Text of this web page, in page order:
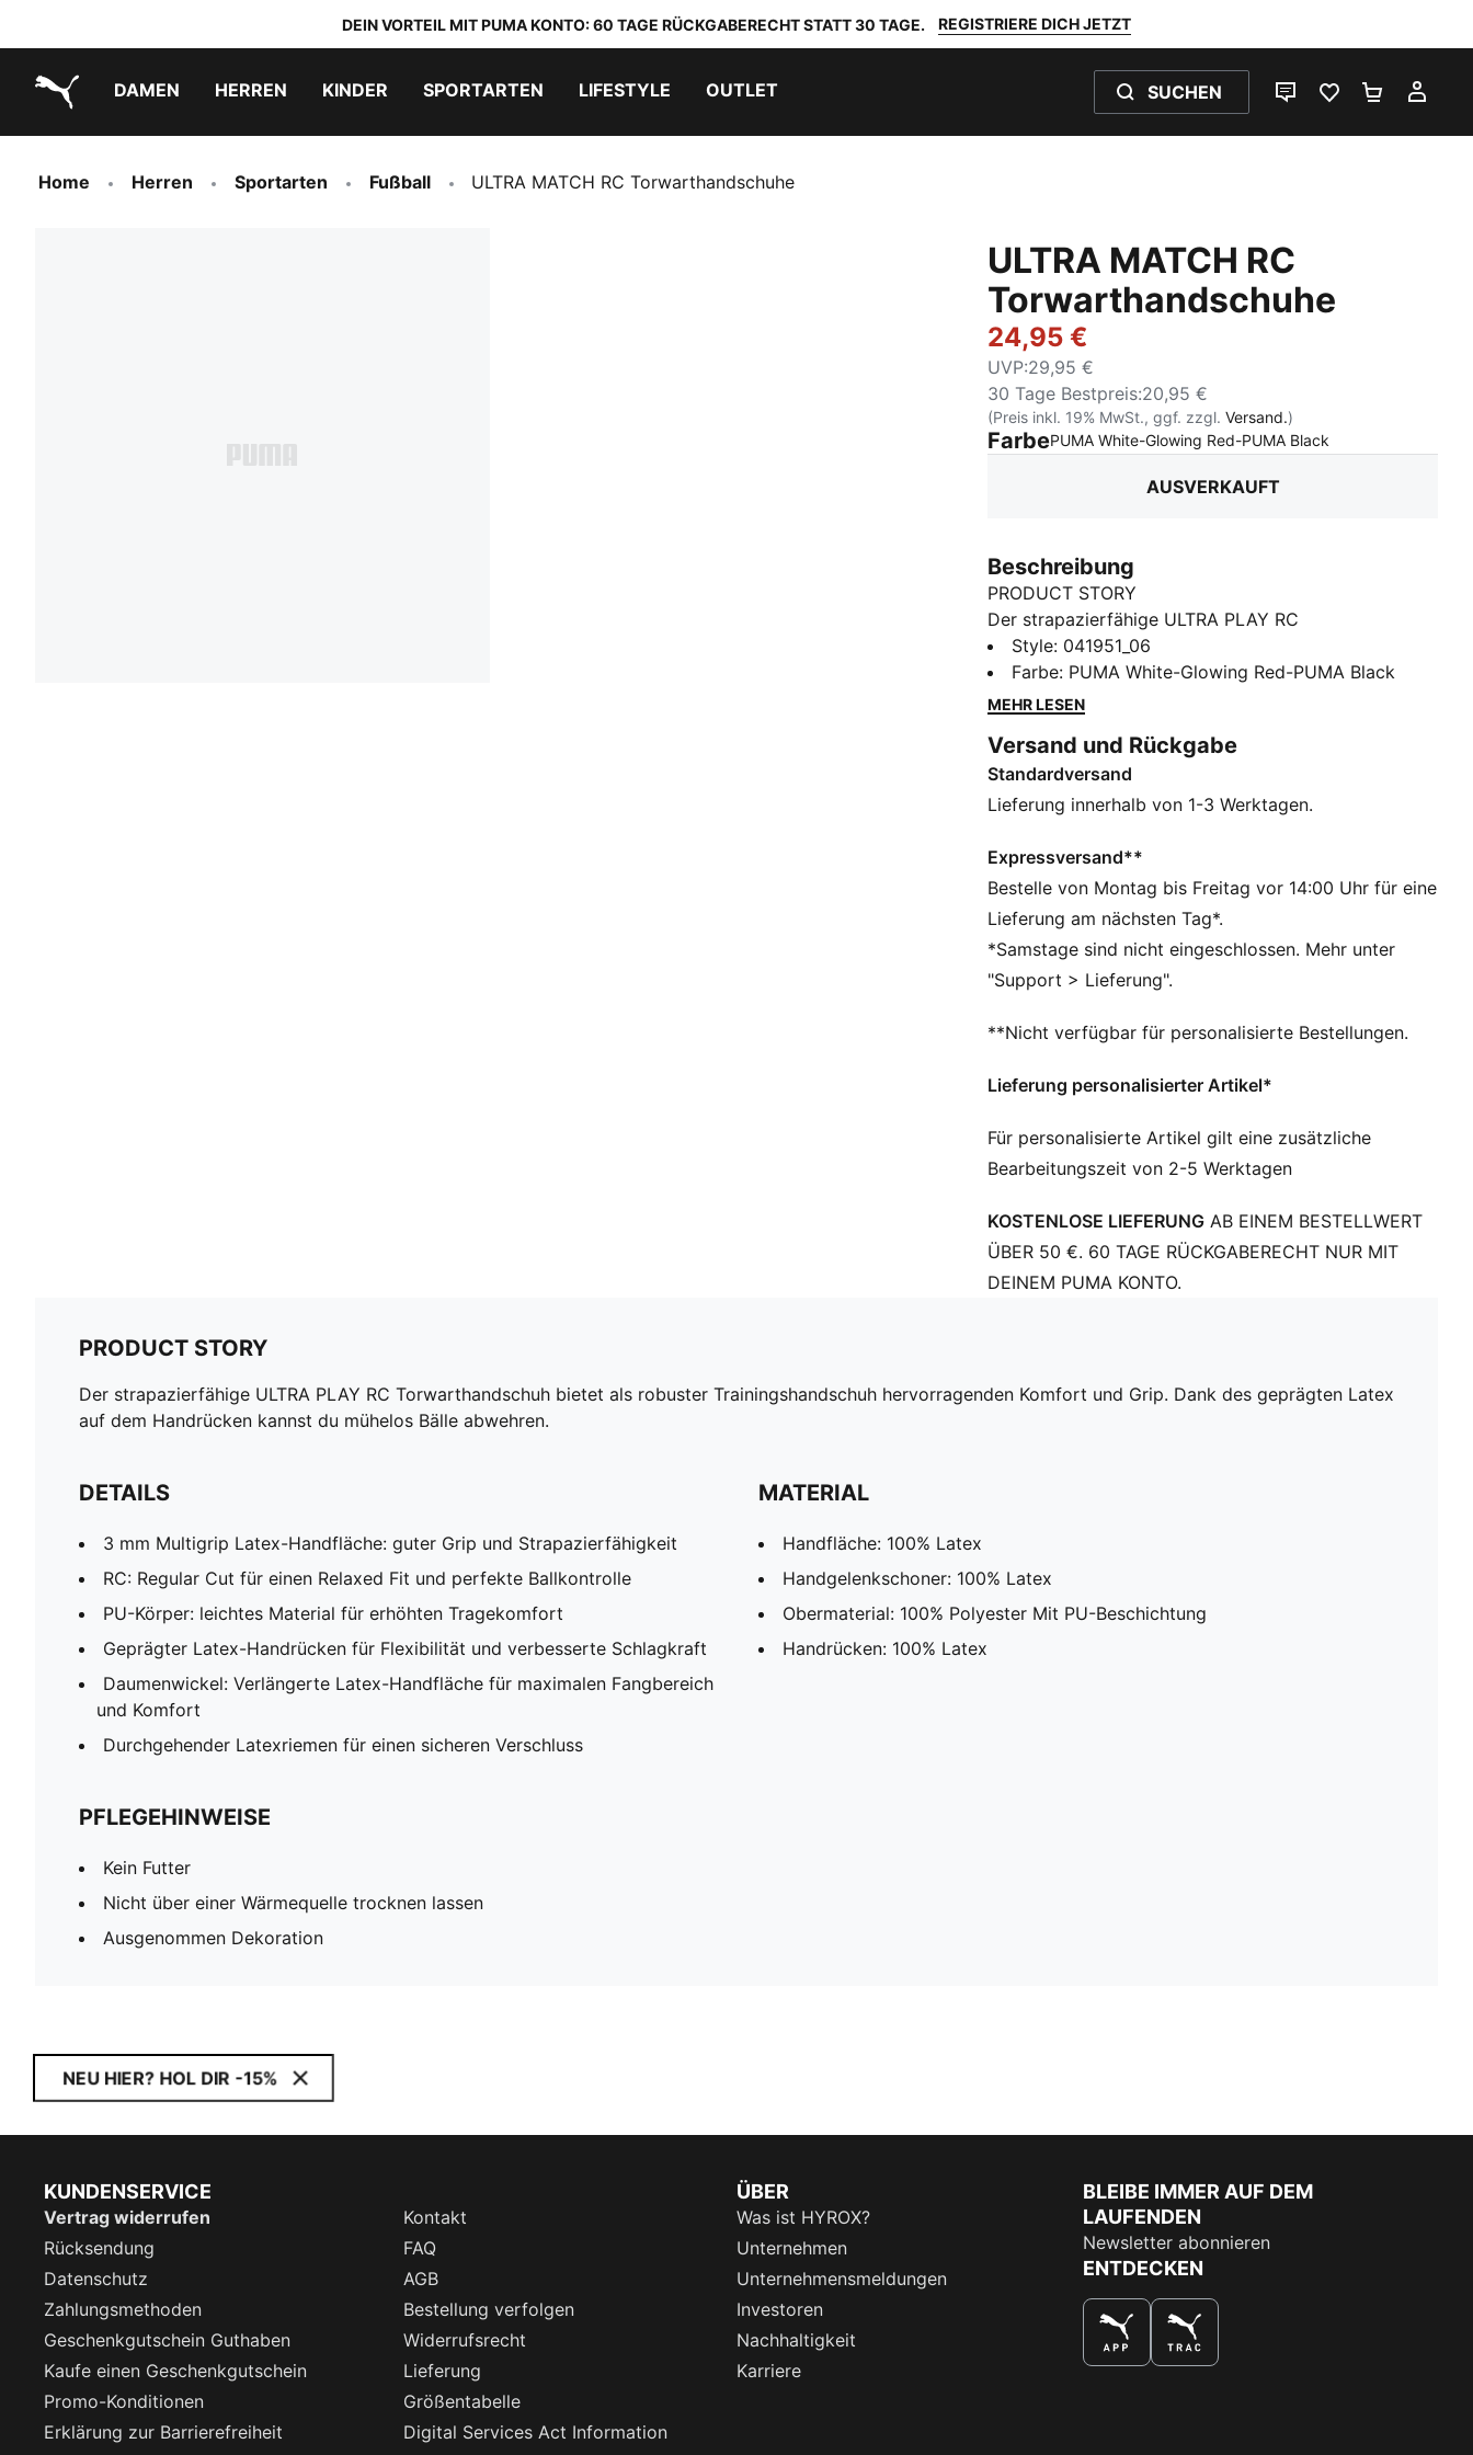
DEIN VORTEIL MIT PUMA KONTO: 60 TAGE RÜCKGABERECHT STATT 30 TAGE. REGISTRIERE DICH JETZT
DAMEN HERREN KINDER SPORTARTEN LIFESTYLE OUTLET SUCHEN
LIVE-CHATFAVORITEN 0
Home Herren Sportarten Fußball ULTRA MATCH RC Torwarthandschuhe
ULTRA MATCH RC
Torwarthandschuhe
24,95 €
UVP:29,95 €
30 Tage Bestpreis:20,95 €
(Preis inkl. 19% MwSt., ggf. zzgl.Versand.)
FarbePUMA White-Glowing Red-PUMA Black
AUSVERKAUFT
Beschreibung
PRODUCT STORY
Der strapazierfähige ULTRA PLAY RC
Torwarthandschuh bietet als robuster
Trainingshandschuh hervorragenden Komfort und
Grip. Dank des geprägten Latex auf dem Handrücken
DETAILS
3 mm Multigrip Latex-Handfläche: guter Grip und
Strapazierfähigkeit
Ballkontrolle
PU-Körper: leichtes Material für erhöhten
Tragekomfort
Geprägter Latex-Handrücken für Flexibilität und
verbesserte Schlagkraft
Daumenwickel: Verlängerte Latex-Handfläche für
Durchgehender Latexriemen für einen sicheren
Style: 041951_06
Farbe: PUMA White-Glowing Red-PUMA Black
MEHR LESEN
Versand und Rückgabe
Standardversand
Lieferung innerhalb von 1-3 Werktagen.
Expressversand**
Bestelle von Montag bis Freitag vor 14:00 Uhr für eine
Lieferung am nächsten Tag*.
*Samstage sind nicht eingeschlossen. Mehr unter
"Support > Lieferung".
**Nicht verfügbar für personalisierte Bestellungen.
Lieferung personalisierter Artikel*
Für personalisierte Artikel gilt eine zusätzliche
Bearbeitungszeit von 2-5 Werktagen
KOSTENLOSE LIEFERUNG AB EINEM BESTELLWERT
ÜBER 50 €. 60 TAGE RÜCKGABERECHT NUR MIT
DEINEM PUMA KONTO.
PRODUCT STORY
Der strapazierfähige ULTRA PLAY RC Torwarthandschuh bietet als robuster Trainingshandschuh hervorragenden Komfort und Grip. Dank des geprägten Latex
auf dem Handrücken kannst du mühelos Bälle abwehren.
DETAILS
3 mm Multigrip Latex-Handfläche: guter Grip und Strapazierfähigkeit
RC: Regular Cut für einen Relaxed Fit und perfekte Ballkontrolle
PU-Körper: leichtes Material für erhöhten Tragekomfort
Geprägter Latex-Handrücken für Flexibilität und verbesserte Schlagkraft
Daumenwickel: Verlängerte Latex-Handfläche für maximalen Fangbereich
und Komfort
Durchgehender Latexriemen für einen sicheren Verschluss
MATERIAL
Handfläche: 100% Latex
Handgelenkschoner: 100% Latex
Obermaterial: 100% Polyester Mit PU-Beschichtung
Handrücken: 100% Latex
PFLEGEHINWEISE
Kein Futter
Nicht über einer Wärmequelle trocknen lassen
Ausgenommen Dekoration
NEU HIER? HOL DIR -15%
KUNDENSERVICE
Vertrag widerrufen
Kontakt
Rücksendung
FAQ
Datenschutz
AGB
Zahlungsmethoden
Bestellung verfolgen
Geschenkgutschein Guthaben
Widerrufsrecht
Kaufe einen Geschenkgutschein
Lieferung
Promo-Konditionen
Größentabelle
Erklärung zur Barrierefreiheit
Digital Services Act Information
ÜBER
Was ist HYROX?
Unternehmen
Unternehmensmeldungen
Investoren
Nachhaltigkeit
Karriere
BLEIBE IMMER AUF DEM
LAUFENDEN
Newsletter abonnieren
ENTDECKEN